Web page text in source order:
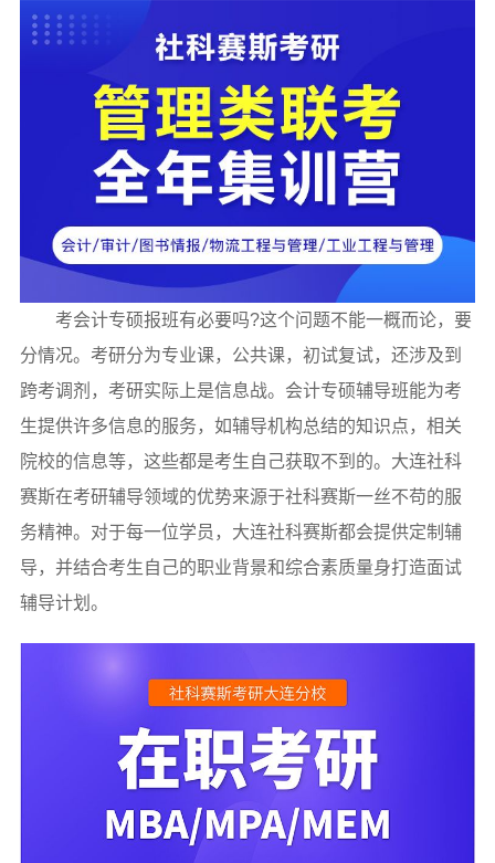
考会计专硕报班有必要吗?这个问题不能一概而论，要
分情况。考研分为专业课，公共课，初试复试，还涉及到
跨考调剂，考研实际上是信息战。会计专硕辅导班能为考
生提供许多信息的服务，如辅导机构总结的知识点，相关
院校的信息等，这些都是考生自己获取不到的。大连社科
赛斯在考研辅导领域的优势来源于社科赛斯一丝不苟的服
务精神。对于每一位学员，大连社科赛斯都会提供定制辅
导，并结合考生自己的职业背景和综合素质量身打造面试
辅导计划。